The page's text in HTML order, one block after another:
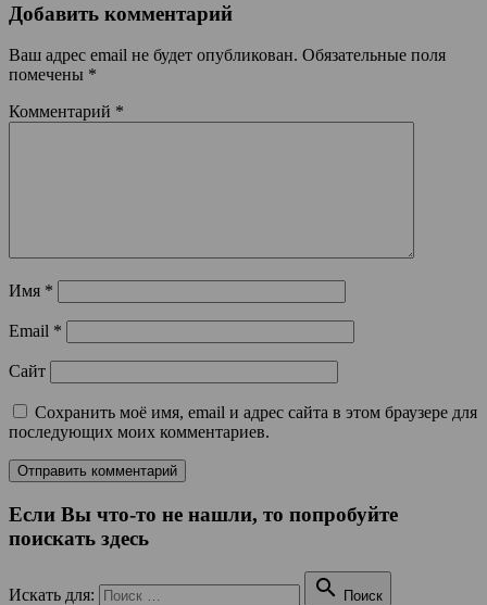
Добавить комментарий
Ваш адрес email не будет опубликован. Обязательные поля
помечены *
Комментарий *
Имя *
Email *
Сайт
Сохранить моё имя, email и адрес сайта в этом браузере для
последующих моих комментариев.
Если Вы что-то не нашли, то попробуйте
поискать здесь
Искать для:  Поиск